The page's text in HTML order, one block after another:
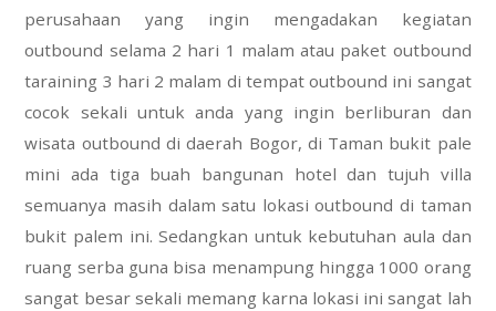
perusahaan yang ingin mengadakan kegiatan
outbound selama 2 hari 1 malam atau paket outbound
taraining 3 hari 2 malam di tempat outbound ini sangat
cocok sekali untuk anda yang ingin berliburan dan
wisata outbound di daerah Bogor, di Taman bukit pale
mini ada tiga buah bangunan hotel dan tujuh villa
semuanya masih dalam satu lokasi outbound di taman
bukit palem ini. Sedangkan untuk kebutuhan aula dan
ruang serba guna bisa menampung hingga 1000 orang
sangat besar sekali memang karna lokasi ini sangat lah